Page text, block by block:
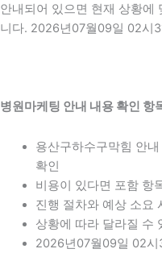
안내되어 있으면 현재 상황에
니다. 2026년07월09일 02시
병원마케팅 안내 내용 확인
용산구하수구막힘 안
확인
비용이 있다면 포함 항
진행 절차와 예상 소요
상황에 따라 달라질 수
2026년07월09일 02시